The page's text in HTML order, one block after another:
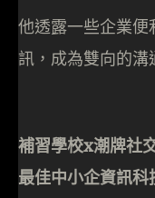
他透露一些企業
訊，成為雙向的溝
補習學校x潮牌社
最佳中小企資訊